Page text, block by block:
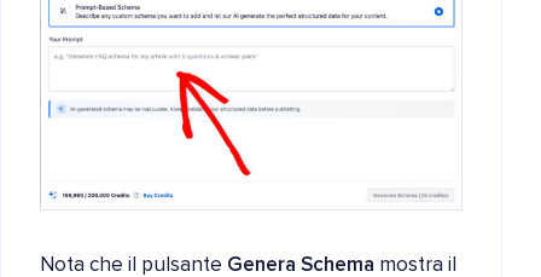
Nota che il pulsante Genera Schema mostra il